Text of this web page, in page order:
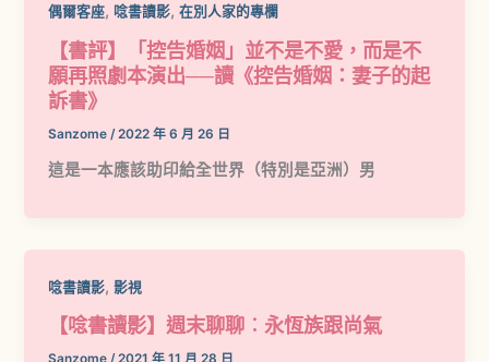
偶爾客座, 唸書讀影,在別人家的專欄
【書評】「控告婚姻」並不是不愛，而是不
願再照劇本演出──讀《控告婚姻：妻子的起
訴書》
Sanzome/2022 年 6 月 26 日
這是一本應該助印給全世界（特別是亞洲）男
唸書讀影,影視
【唸書讀影】週末聊聊︰永恆族跟尚氣